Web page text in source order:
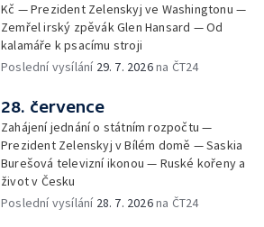
Kč — Prezident Zelenskyj ve Washingtonu —
Zemřel irský zpěvák Glen Hansard — Od
kalamáře k psacímu stroji
Poslední vysílání 29. 7. 2026na ČT24
28. července
Zahájení jednání o státním rozpočtu —
Prezident Zelenskyj v Bílém domě — Saskia
Burešová televizní ikonou — Ruské kořeny a
život v Česku
Poslední vysílání 28. 7. 2026na ČT24